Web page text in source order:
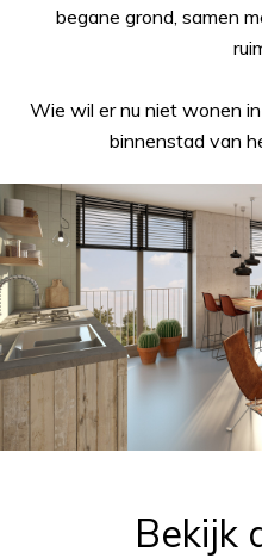
begane grond, samen
Wie wil er nu niet wonen
binnenstad van
Bekijk